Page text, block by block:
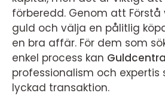
förberedd. Genom att
guld och välja en pålitlig
en bra affär. För dem som
enkel process kan
professionalism och expertis
lyckad transaktion.